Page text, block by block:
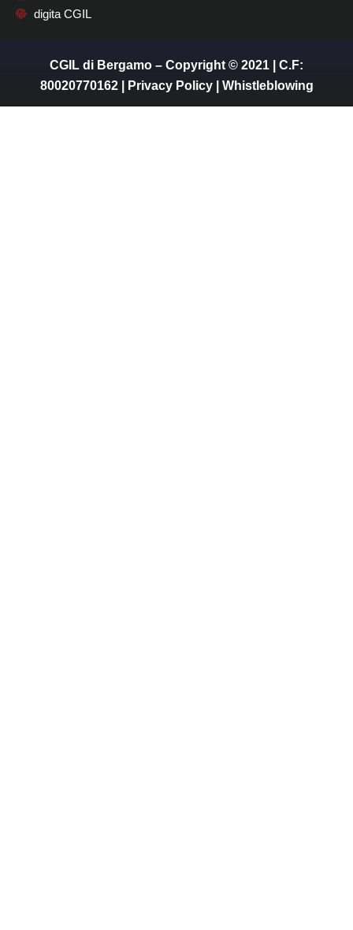
digita CGIL
CGIL di Bergamo – Copyright © 2021 | C.F:
80020770162 |
Privacy Policy| Whistleblowing